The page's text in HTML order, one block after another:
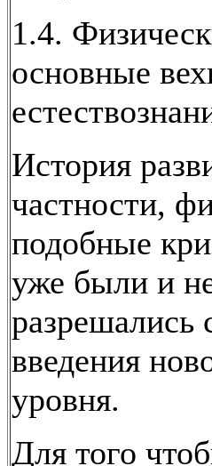
1.4.
основные
История
частности,
подобные
уже были и
разрешались
введения
уровня.
Для того